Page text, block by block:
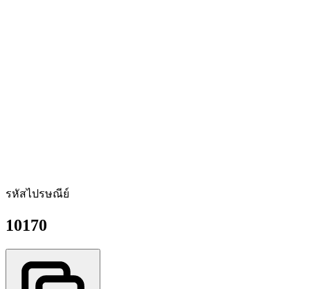
รหัสไปรษณีย์
10170